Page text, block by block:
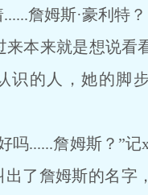
詹姆斯·豪利特？
本来就是想说看
识的人，她的脚
......詹姆斯？”记
出了詹姆斯的名字